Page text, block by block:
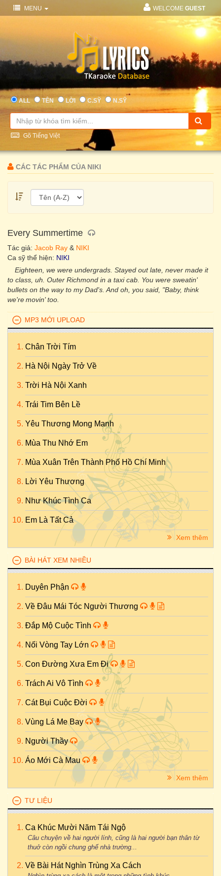
MENU WELCOME GUEST
ALL TÊN LỜI C.SỸ N.SỸ
Gõ Tiếng Việt
CÁC TÁC PHẨM CỦA NIKI
Every Summertime
Tác giả: Jacob Ray & NIKI
Ca sỹ thể hiện: NIKI
Eighteen, we were undergrads. Stayed out late, never made it
to class, uh. Outer Richmond in a taxi cab. You were sweatin'
bullets on the way to my Dad's. And oh, you said, "Baby, think
we're movin' too.
MP3 MỚI UPLOAD
Chân Trời Tím
Hà Nội Ngày Trở Về
Trời Hà Nội Xanh
Trái Tim Bên Lề
Yêu Thương Mong Manh
Mùa Thu Nhớ Em
Mùa Xuân Trên Thành Phố Hồ Chí Minh
Lời Yêu Thương
Như Khúc Tình Ca
Em Là Tất Cả
Xem thêm
BÀI HÁT XEM NHIỀU
Duyên Phận
Về Đâu Mái Tóc Người Thương
Đắp Mộ Cuộc Tình
Nối Vòng Tay Lớn
Con Đường Xưa Em Đi
Trách Ai Vô Tình
Cát Bụi Cuộc Đời
Vùng Lá Me Bay
Người Thầy
Áo Mới Cà Mau
Xem thêm
TƯ LIỆU
Ca Khúc Mười Năm Tái Ngộ
Câu chuyện về hai người lính, cũng là hai người bạn thân từ
thuở còn ngồi chung ghế nhà trường...
Về Bài Hát Nghìn Trùng Xa Cách